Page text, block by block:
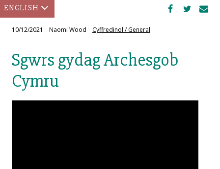
ENGLISH
10/12/2021 Naomi Wood Cyffredinol /General
Sgwrs gydag Archesgob
Cymru